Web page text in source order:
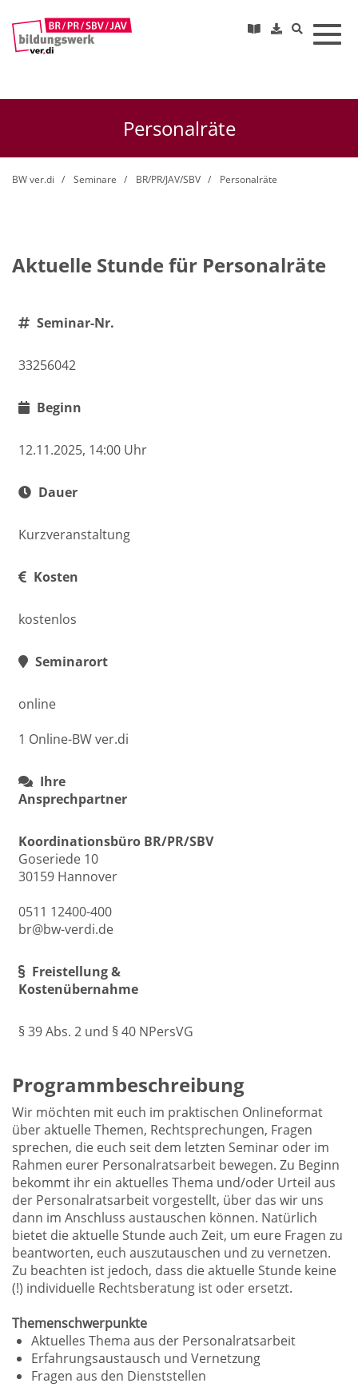
Personalräte
BW ver.di Seminare BR/PR/JAV/SBV Personalräte
Aktuelle Stunde für Personalräte
Seminar-Nr.
33256042
Beginn
12.11.2025, 14:00 Uhr
Dauer
Kurzveranstaltung
Kosten
kostenlos
Seminarort
online
1 Online-BW ver.di
Ihre
Ansprechpartner
Koordinationsbüro BR/PR/SBV
Goseriede 10
30159 Hannover
0511 12400-400
br@bw-verdi.de
Freistellung &
Kostenübernahme
§ 39 Abs. 2 und § 40 NPersVG
Programmbeschreibung
Wir möchten mit euch im praktischen Onlineformat
über aktuelle Themen, Rechtsprechungen, Fragen
sprechen, die euch seit dem letzten Seminar oder im
Rahmen eurer Personalratsarbeit bewegen. Zu Beginn
bekommt ihr ein aktuelles Thema und/oder Urteil aus
der Personalratsarbeit vorgestellt, über das wir uns
dann im Anschluss austauschen können. Natürlich
bietet die aktuelle Stunde auch Zeit, um eure Fragen zu
beantworten, euch auszutauschen und zu vernetzen.
Zu beachten ist jedoch, dass die aktuelle Stunde keine
(!) individuelle Rechtsberatung ist oder ersetzt.
Themenschwerpunkte
Aktuelles Thema aus der Personalratsarbeit
Erfahrungsaustausch und Vernetzung
Fragen aus den Dienststellen